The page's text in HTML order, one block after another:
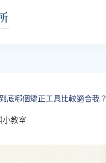
底哪個矯正工具比較適合我？
小教室